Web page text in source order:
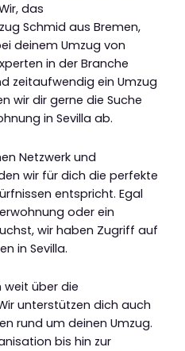
das
Schmid aus Bremen,
deinem Umzug von
in der Branche
zeitaufwendig ein Umzug
wir dir gerne die Suche
in Sevilla ab.
Netzwerk und
wir für dich die perfekte
entspricht. Egal
oder ein
wir haben Zugriff auf
in Sevilla.
weit über die
unterstützen dich auch
rund um deinen Umzug.
bis hin zur